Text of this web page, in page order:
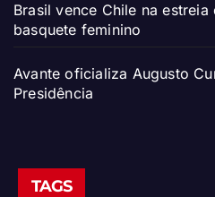
Brasil vence Chile na
basquete feminino
Avante oficializa Augusto
Presidência
TAGS